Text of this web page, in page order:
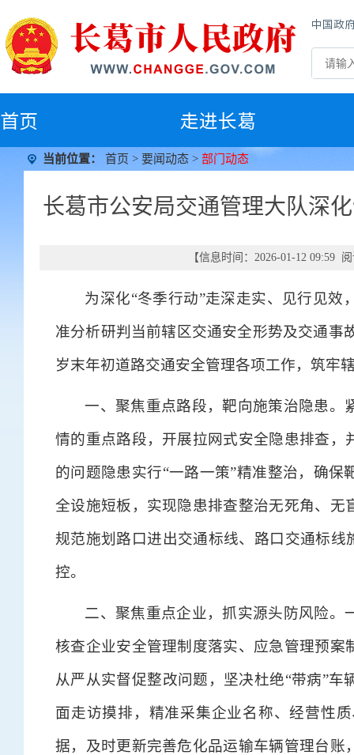
中国政
首页 走进长葛
当前位置： 首页 > 要闻动态 > 部门动态
长葛市公安局交通管理大队深
【信息时间：2026-01-12 09:59
为深化“冬季行动”走深走实、见行见
准分析研判当前辖区交通安全形势及交通事
岁末年初道路交通安全管理各项工作，筑牢
一、聚焦重点路段，靶向施策治隐患。
情的重点路段，开展拉网式安全隐患排查
的问题隐患实行“一路一策”精准整治，确
全设施短板，实现隐患排查整治无死角、
规范施划路口进出交通标线、路口交通标
控。
二、聚焦重点企业，抓实源头防风险。
核查企业安全管理制度落实、应急管理预
从严从实督促整改问题，坚决杜绝“带病”
面走访摸排，精准采集企业名称、经营性
据，及时更新完善危化品运输车辆管理台